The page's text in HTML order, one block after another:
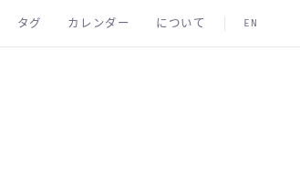
タグ カレンダー について EN